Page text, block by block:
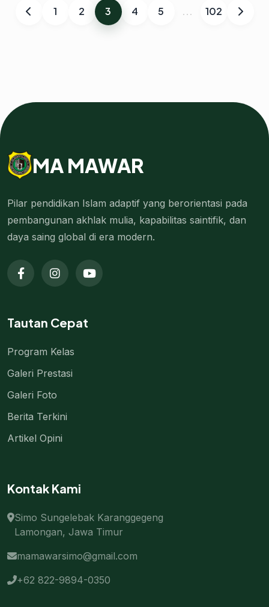
1 2 3 4 5 ... 102
MA MAWAR
Pilar pendidikan Islam adaptif yang berorientasi pada
pembangunan akhlak mulia, kapabilitas saintifik, dan
daya saing global di era modern.
Tautan Cepat
Program Kelas
Galeri Prestasi
Galeri Foto
Berita Terkini
Artikel Opini
Kontak Kami
Simo Sungelebak Karanggegeng
Lamongan, Jawa Timur
mamawarsimo@gmail.com
+62 822-9894-0350